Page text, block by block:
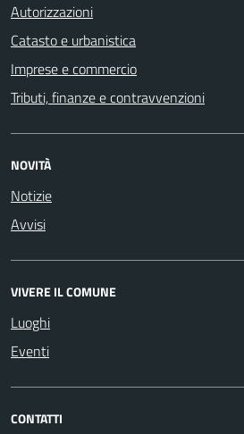
Autorizzazioni
Catasto e urbanistica
Imprese e commercio
Tributi, finanze e contravvenzioni
NOVITÀ
Notizie
Avvisi
VIVERE IL COMUNE
Luoghi
Eventi
CONTATTI